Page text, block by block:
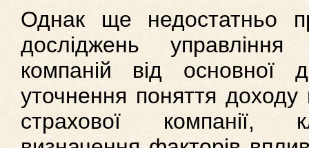
Однак ще недостатньо
досліджень
компаній від основної
уточнення поняття доходу
страхової компанії,